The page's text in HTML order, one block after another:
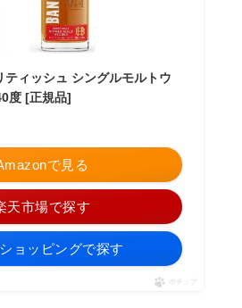
ティッシュ シングルモルトウ
度 [正規品]
で見る
天市場で探す
ョッピングで探す
ポチップ